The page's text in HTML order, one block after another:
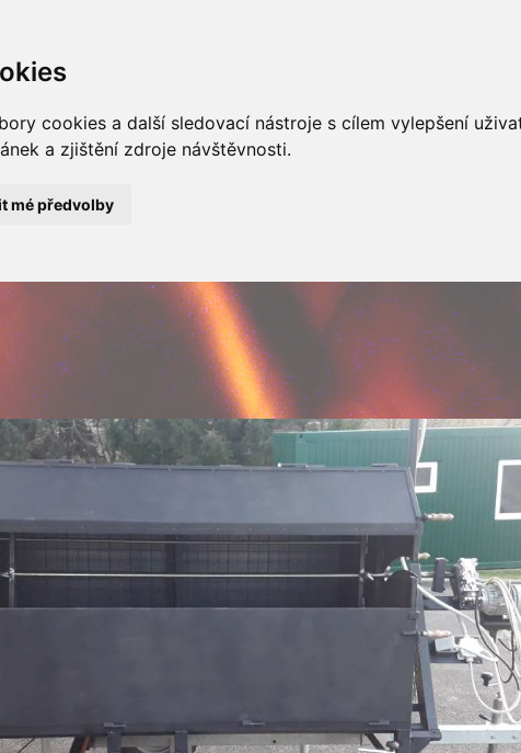
cookies a další sledovací nástroje s cílem vylepšení
a zjištění zdroje návštěvnosti.
mé předvolby